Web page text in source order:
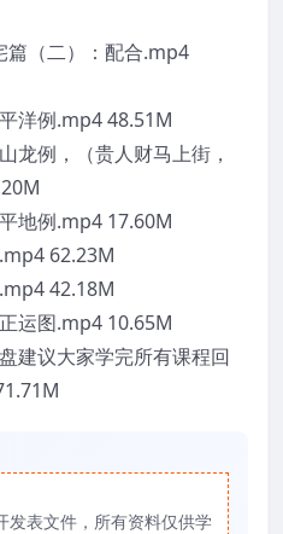
篇（二）：配合.mp4
洋例.mp4 48.51M
龙例，（贵人财马上街，
地例.mp4 17.60M
62.23M
42.18M
运图.mp4 10.65M
建议大家学完所有课程回
发表文件，所有资料仅供学